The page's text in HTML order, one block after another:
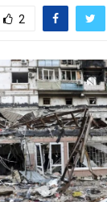
2